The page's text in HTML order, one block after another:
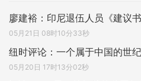
廖建裕：印尼退伍人员《建议
05月21日 08时10分33秒
纽时评论：一个属于中国的世
05月20日 17时13分02秒